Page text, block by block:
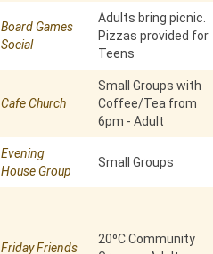
Board Games
Social
Adults bring picnic.
Pizzas provided for
Teens
Cafe Church
Small Groups with
Coffee/Tea from
6pm - Adult
Evening
House Group
Small Groups
Friday Friends
20⁰C Community